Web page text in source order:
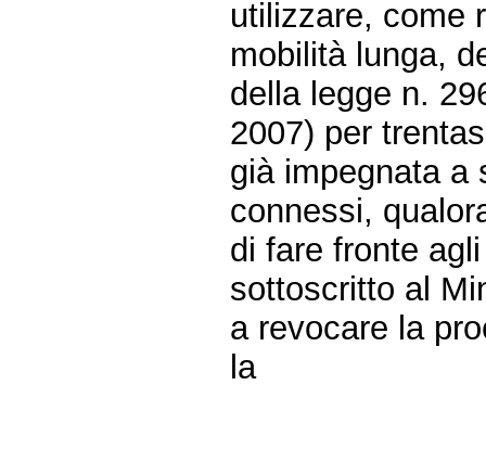
utilizzare, come
mobilità lunga,
della legge n.
2007) per
già impegnata a
connessi,
di fare fronte
sottoscritto al
a revocare la
la